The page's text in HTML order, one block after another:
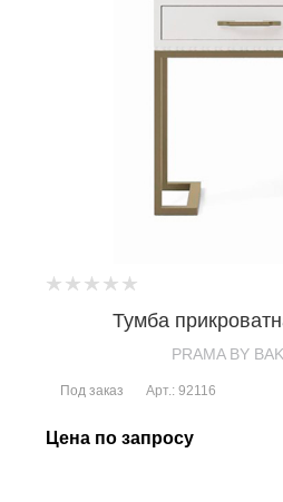
Тумба
PRAMA BY
Под заказ Арт.: 92116
Цена по запросу